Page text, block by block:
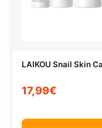
LAIKOU Snail Skin
17,99€